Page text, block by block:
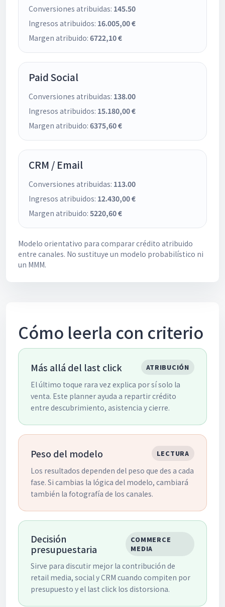
Conversiones atribuidas: 145.50
Ingresos atribuidos: 16.005,00 €
Margen atribuido: 6722,10 €
Paid Social
Conversiones atribuidas: 138.00
Ingresos atribuidos: 15.180,00 €
Margen atribuido: 6375,60 €
CRM / Email
Conversiones atribuidas: 113.00
Ingresos atribuidos: 12.430,00 €
Margen atribuido: 5220,60 €
Modelo orientativo para comparar crédito atribuido
entre canales. No sustituye un modelo probabilístico ni
un MMM.
Cómo leerla con criterio
Más allá del last click ATRIBUCIÓN
El último toque rara vez explica por sí solo la
venta. Este planner ayuda a repartir crédito
entre descubrimiento, asistencia y cierre.
Peso del modelo LECTURA
Los resultados dependen del peso que des a cada
fase. Si cambias la lógica del modelo, cambiará
también la fotografía de los canales.
Decisión
presupuestaria
COMMERCE
MEDIA
Sirve para discutir mejor la contribución de
retail media, social y CRM cuando compiten por
presupuesto y el last click los distorsiona.